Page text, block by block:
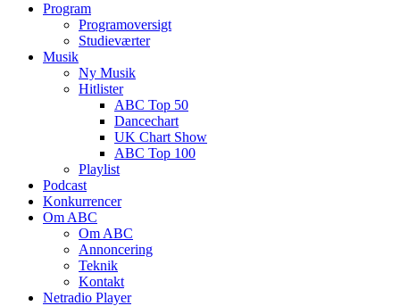
Program
Programoversigt
Studieværter
Musik
Ny Musik
Hitlister
ABC Top 50
Dancechart
UK Chart Show
ABC Top 100
Playlist
Podcast
Konkurrencer
Om ABC
Om ABC
Annoncering
Teknik
Kontakt
Netradio Player